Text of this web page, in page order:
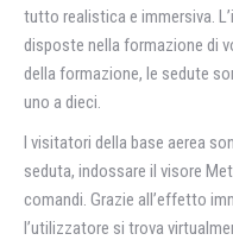
tutto realistica e immersiva.
disposte nella formazione di
della formazione, le sedute
uno a dieci.
I visitatori della base aerea
seduta, indossare il visore
comandi. Grazie all’effetto
l’utilizzatore si trova